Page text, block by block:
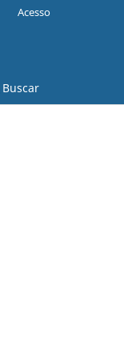
Buscar
Acesso